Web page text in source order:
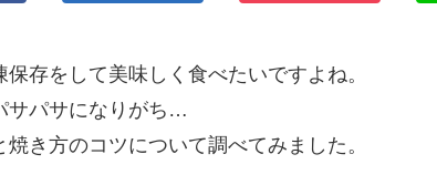
存をして美味しく食べたいですよね。
サパサになりがち…
き方のコツについて調べてみました。